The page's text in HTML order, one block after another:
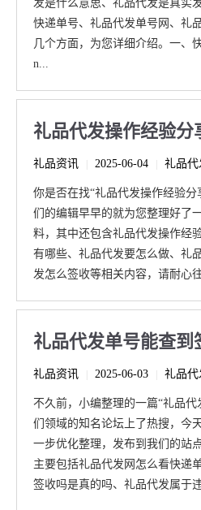
发是什么意思、礼品代发是真实
快递单号、礼品代发单号网、礼
几个方面，为您详细介绍。一、
n...
礼品代发操作经验分
礼品资讯 2025-06-04 礼品代
你是否在找“礼品代发操作经验
们的编辑早早的就为您整理好了
料，其中还包含礼品代发操作经
有哪些、礼品代发要怎么做、礼
发怎么签收等相关内容，请耐心
礼品代发单号能查到
礼品资讯 2025-06-03 礼品代
不久前，小编整理的一篇“礼品
们领域的知名论坛上了热搜，今
一步优化整理，发布到我们的站
主要包括礼品代发网怎么看快递
签收吗是真的吗、礼品代发属于